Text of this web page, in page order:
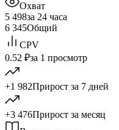
Охват
5 498за 24 часа
6 345Общий
CPV
0.52 ₽за 1 просмотр
+1 982Прирост за 7 дней
+3 476Прирост за месяц